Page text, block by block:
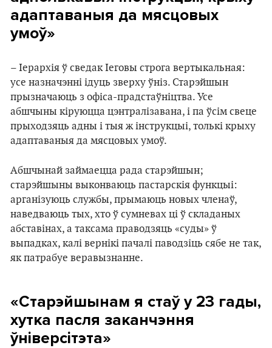
адаптаваныя да мясцовых
умоў»
– Іерархія ў сведак Іеговы строга вертыкальная:
усе назначэнні ідуць зверху ўніз. Старэйшын
прызначаюць з офіса-прадстаўніцтва. Усе
абшчыны кіруюцца цэнтралізавана, і па ўсім свеце
прыходзяць адны і тыя ж інструкцыі, толькі крыху
адаптаваныя да мясцовых умоў.
Абшчынай займаецца рада старэйшын;
старэйшыны выконваюць пастарскія функцыі:
арганізуюць службы, прымаюць новых членаў,
наведваюць тых, хто ў сумневах ці ў складаных
абставінах, а таксама праводзяць «суды» ў
выпадках, калі вернікі пачалі паводзіць сябе не так,
як патрабуе веравызнанне.
«Старэйшынам я стаў у 23 гады,
хутка пасля заканчэння
ўніверсітэта»